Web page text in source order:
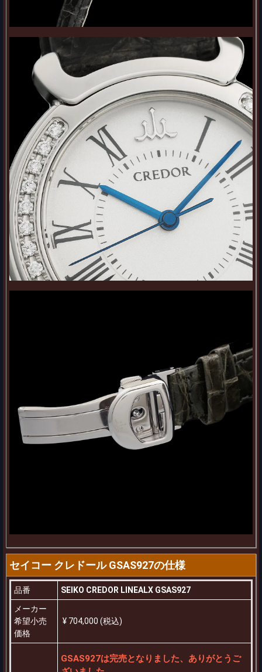
セイコー クレドール GSAS927の仕様
品番
SEIKO CREDOR LINEALX GSAS927
メーカー
希望小売
価格
¥ 704,000 (税込)
GSAS927は完売となりました、ありがとうご